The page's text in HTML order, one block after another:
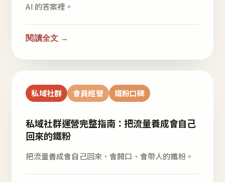
AI 的答案裡。
閱讀全文 →
私域社群 會員經營 鐵粉口碑
私域社群運營完整指南：把流量養成會自己
回來的鐵粉
把流量養成會自己回來、會開口、會帶人的鐵粉。